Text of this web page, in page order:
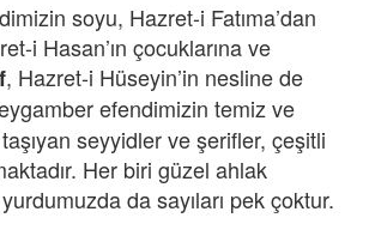
soyu, Hazret-i Fatıma’dan
i Hasan’ın çocuklarına ve
, Hazret-i Hüseyin’in nesline de
efendimizin temiz ve
taşıyan seyyidler ve şerifler, çeşitli
Her biri güzel ahlak
da sayıları pek çoktur.